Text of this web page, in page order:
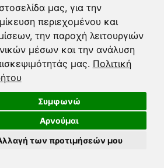
μας, για την
περιεχομένου και
την παροχή λειτουργιών
μέσων και την ανάλυση
μας. Πολιτική
Συμφωνώ
Αρνούμαι
των προτιμήσεών μου